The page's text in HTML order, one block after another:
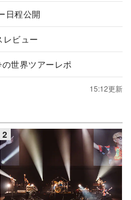
日程公開
ビュー
世界ツアーレポ
15:12更新